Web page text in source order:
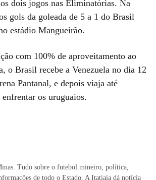
dois jogos nas Eliminatórias. Na
gols da goleada de 5 a 1 do Brasil
estádio Mangueirão.
com 100% de aproveitamento ao
o Brasil recebe a Venezuela no dia 12
Pantanal, e depois viaja até
os uruguaios.
Tudo sobre o futebol mineiro, política,
de todo o Estado. A Itatiaia dá notícia